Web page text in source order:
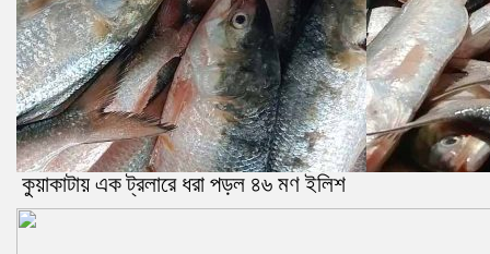
কুয়াকাটায় এক ট্রলারে ধরা পড়ল ৪৬ মণ ইলিশ